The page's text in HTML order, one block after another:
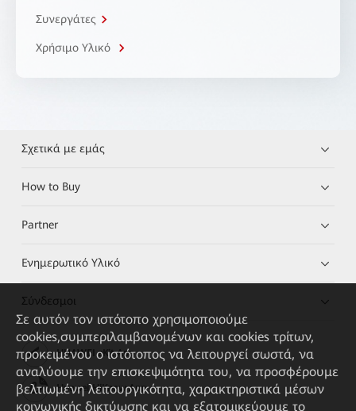
Συνεργάτες
Χρήσιμο Υλικό
Σχετικά με εμάς
How to Buy
Partner
Ενημερωτικό Υλικό
Σύνδεσμοι
HUAWEI eKit App
Huawei HiKnow App
Σε αυτόν τον ιστότοπο χρησιμοποιούμε
cookies,συμπεριλαμβανομένων και cookies τρίτων,
προκειμένου ο ιστότοπος να λειτουργεί σωστά, να
αναλύουμε την επισκεψιμότητα του, να προσφέρουμε
βελτιωμένη λειτουργικότητα, χαρακτηριστικά μέσων
κοινωνικής δικτύωσης και να εξατομικεύουμε το